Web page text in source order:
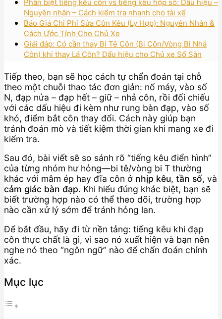
Phân biệt tiếng kêu côn vs tiếng kêu hộp số: Dấu hiệu –
Nguyên nhân – Cách kiểm tra nhanh cho tài xế
Báo Giá Chi Phí Sửa Côn Kêu (Ly Hợp): Nguyên Nhân &
Cách Ước Tính Cho Chủ Xe
Giải đáp: Có cần thay Bi Tê Côn (Bi Côn/Vòng Bi Nhả
Côn) khi thay Lá Côn? Dấu hiệu cho Chủ xe Số Sàn
Tiếp theo, bạn sẽ học cách tự chẩn đoán tại chỗ
theo một chuỗi thao tác đơn giản: nổ máy, vào số
N, đạp nửa – đạp hết – giữ – nhả côn, rồi đối chiếu
với các dấu hiệu đi kèm như rung bàn đạp, vào số
khó, điểm bắt côn thay đổi. Cách này giúp bạn
tránh đoán mò và tiết kiệm thời gian khi mang xe đi
kiểm tra.
Sau đó, bài viết sẽ so sánh rõ “tiếng kêu điển hình”
của từng nhóm hư hỏng—bi tê/vòng bi T thường
khác với mâm ép hay đĩa côn ở nhịp kêu, tần số, và
cảm giác bàn đạp. Khi hiểu đúng khác biệt, bạn sẽ
biết trường hợp nào có thể theo dõi, trường hợp
nào cần xử lý sớm để tránh hỏng lan.
Để bắt đầu, hãy đi từ nền tảng: tiếng kêu khi đạp
côn thực chất là gì, vì sao nó xuất hiện và bạn nên
nghe nó theo “ngôn ngữ” nào để chẩn đoán chính
xác.
Mục lục